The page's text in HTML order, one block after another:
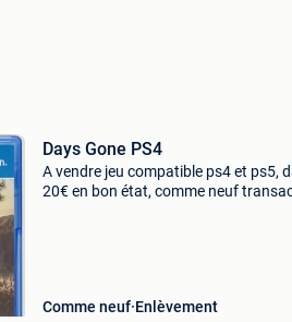
Days Gone PS4
A vendre jeu compatible ps4 et ps5,
20€ en bon état, comme neuf
Comme neuf Enlèvement